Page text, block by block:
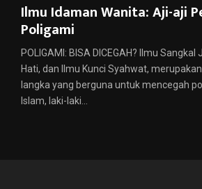
Ilmu Idaman Wanita: Aji-aji
Poligami
POLIGAMI: BISA DICEGAH? Ilmu Sangkal
Hati, dan Ilmu Kunci Syahwat,
langka yang berguna untuk mencegah
Islam, laki-laki...